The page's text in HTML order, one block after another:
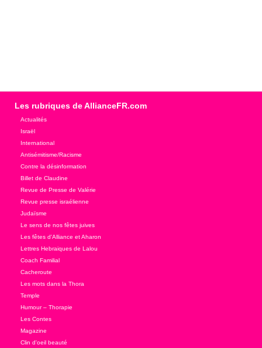
Les rubriques de AllianceFR.com
Actualités
Israël
International
Antisémitisme/Racisme
Contre la désinformation
Billet de Claudine
Revue de Presse de Valérie
Revue presse israélienne
Judaïsme
Le sens de nos fêtes juives
Les fêtes d'Alliance et Aharon
Lettres Hebraiques de Lalou
Coach Familial
Cacheroute
Les mots dans la Thora
Temple
Humour – Thorapie
Les Contes
Magazine
Clin d'oeil beauté